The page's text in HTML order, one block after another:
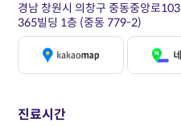
진료시간
경남 창원시 의창구 중동중앙로103
365빌딩 1층 (중동 779-2)